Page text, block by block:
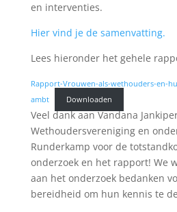
en interventies.
Hier vind je de samenvatting.
Lees hieronder het gehele
Rapport-Vrouwen-als-wethouders-en-
ambt
Downloaden
Veel dank aan Vandana
Wethoudersvereniging en
Runderkamp voor de
onderzoek en het rapport! We
aan het onderzoek bedanken
bereidheid om hun kennis te